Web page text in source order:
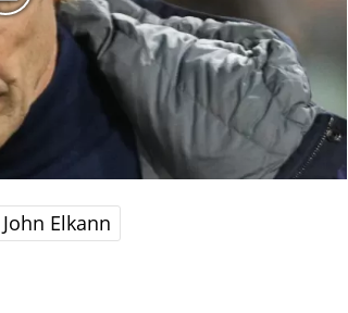
John Elkann